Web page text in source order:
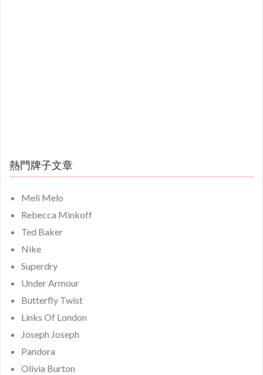
熱門牌子文章
Meli Melo
Rebecca Minkoff
Ted Baker
Nike
Superdry
Under Armour
Butterfly Twist
Links Of London
Joseph Joseph
Pandora
Olivia Burton